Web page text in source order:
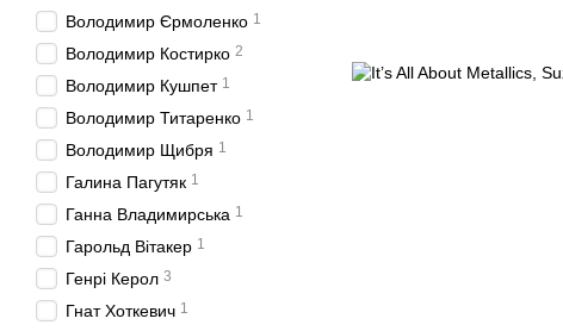
Володимир Єрмоленко 1
Володимир Костирко 2
Володимир Кушпет 1
Володимир Титаренко 1
Володимир Щибря 1
Галина Пагутяк 1
Ганна Владимирська 1
Гарольд Вітакер 1
Генрі Керол 3
Гнат Хоткевич 1